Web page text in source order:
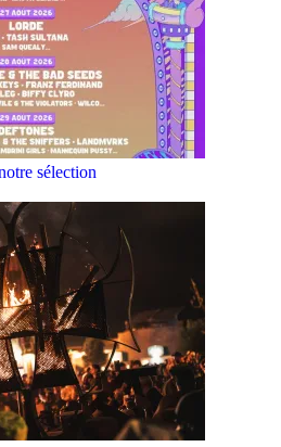
sélection